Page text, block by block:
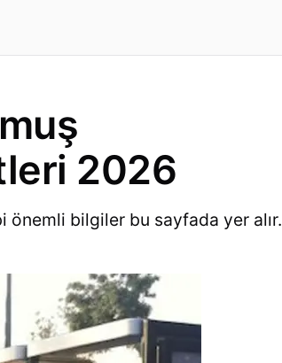
2026
önemli bilgiler bu sayfada yer alır.